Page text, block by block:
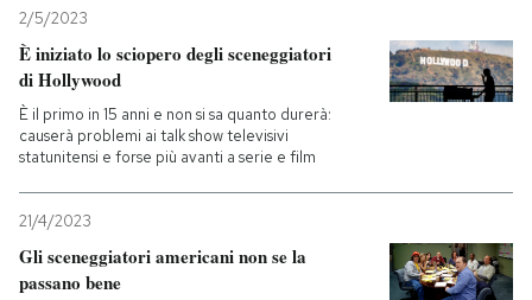
NEWSLETTER
I MIEI PREFERITI
SHOP
CALENDARIO
2/5/2023
È iniziato lo sciopero degli sceneggiatori
di Hollywood
È il primo in 15 anni e non si sa quanto durerà:
causerà problemi ai talk show televisivi
statunitensi e forse più avanti a serie e film
21/4/2023
Gli sceneggiatori americani non se la
passano bene